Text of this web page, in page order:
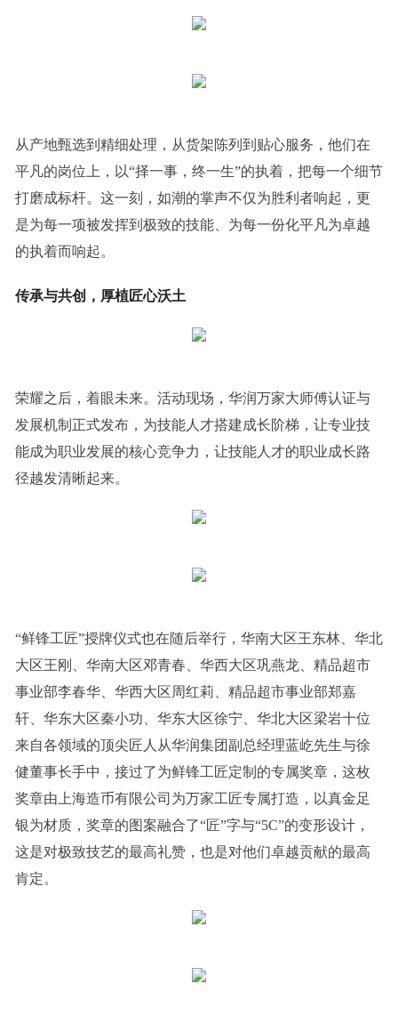
从产地甄选到精细处理，从货架陈列到贴心服务，他们在
平凡的岗位上，以“择一事，终一生”的执着，把每一个细节
打磨成标杆。这一刻，如潮的掌声不仅为胜利者响起，更
是为每一项被发挥到极致的技能、为每一份化平凡为卓越
的执着而响起。
传承与共创，厚植匠心沃土
荣耀之后，着眼未来。活动现场，华润万家大师傅认证与
发展机制正式发布，为技能人才搭建成长阶梯，让专业技
能成为职业发展的核心竞争力，让技能人才的职业成长路
径越发清晰起来。
“鲜锋工匠”授牌仪式也在随后举行，华南大区王东林、华北
大区王刚、华南大区邓青春、华西大区巩燕龙、精品超市
事业部李春华、华西大区周红莉、精品超市事业部郑嘉
轩、华东大区秦小功、华东大区徐宁、华北大区梁岩十位
来自各领域的顶尖匠人从华润集团副总经理蓝屹先生与徐
健董事长手中，接过了为鲜锋工匠定制的专属奖章，这枚
奖章由上海造币有限公司为万家工匠专属打造，以真金足
银为材质，奖章的图案融合了“匠”字与“5C”的变形设计，
这是对极致技艺的最高礼赞，也是对他们卓越贡献的最高
肯定。